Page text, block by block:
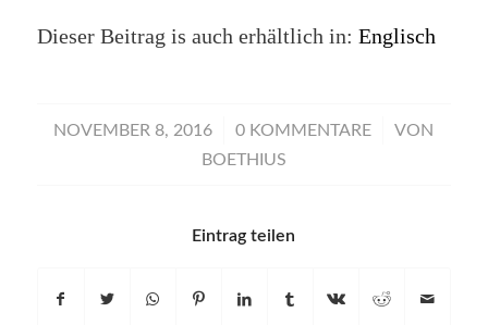
Dieser Beitrag is auch erhältlich in: Englisch
NOVEMBER 8, 2016
/ 0 KOMMENTARE
/
VON
BOETHIUS
Eintrag teilen